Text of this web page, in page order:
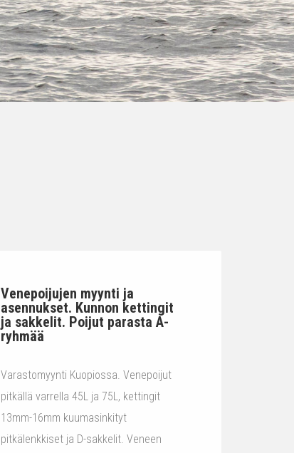
Venepoijujen myynti ja
asennukset. Kunnon kettingit
ja sakkelit. Poijut parasta A-
ryhmää
Varastomyynti Kuopiossa. Venepoijut
pitkällä varrella 45L ja 75L, kettingit
13mm-16mm kuumasinkityt
pitkälenkkiset ja D-sakkelit. Veneen